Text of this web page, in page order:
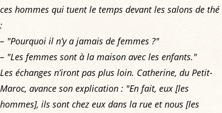
ces hommes qui tuent le temps devant les salons de thé
:
– "Pourquoi il n’y a jamais de femmes ?"
– "Les femmes sont à la maison avec les enfants."
Les échanges n’iront pas plus loin. Catherine, du Petit-
Maroc, avance son explication : "En fait, eux [les
hommes], ils sont chez eux dans la rue et nous [les